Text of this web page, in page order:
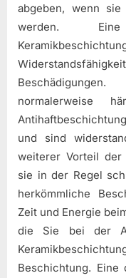
abgeben, wenn
werden.
normalerweise
und sind
weiterer Vorteil der
sie in der Regel
herkömmliche
Zeit und Energie
die Sie bei der
Beschichtung. Eine